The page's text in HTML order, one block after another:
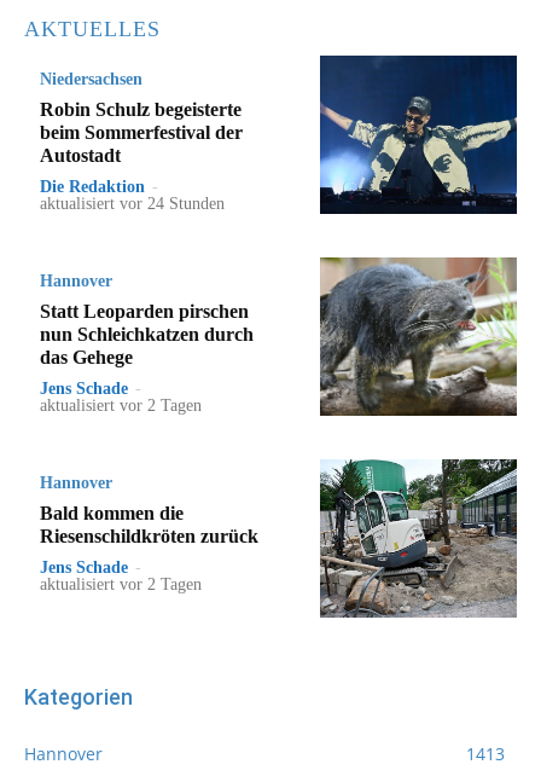
AKTUELLES
Niedersachsen
Robin Schulz begeisterte
beim Sommerfestival der
Autostadt
Die Redaktion -
aktualisiert vor 24 Stunden
Hannover
Statt Leoparden pirschen
nun Schleichkatzen durch
das Gehege
Jens Schade -
aktualisiert vor 2 Tagen
Hannover
Bald kommen die
Riesenschildkröten zurück
Jens Schade -
aktualisiert vor 2 Tagen
Kategorien
Hannover
1413